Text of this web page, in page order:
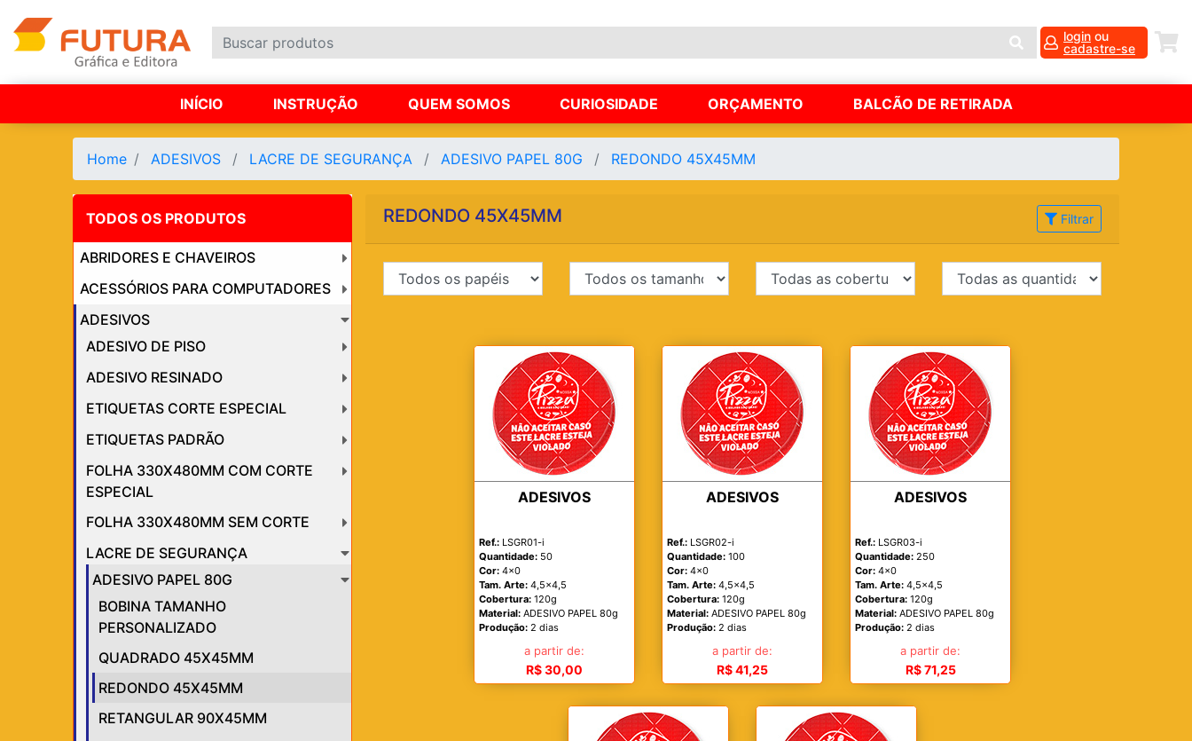
login ou
cadastre-se
INÍCIO INSTRUÇÃO QUEM SOMOS CURIOSIDADE ORÇAMENTO BALCÃO DE RETIRADA
Home ADESIVOS LACRE DE SEGURANÇA ADESIVO PAPEL 80G REDONDO 45X45MM
TODOS OS PRODUTOS
ABRIDORES E CHAVEIROS
ACESSÓRIOS PARA COMPUTADORES
ADESIVOS
ADESIVO DE PISO
ADESIVO RESINADO
ETIQUETAS CORTE ESPECIAL
ETIQUETAS PADRÃO
FOLHA 330X480MM COM CORTE
ESPECIAL
FOLHA 330X480MM SEM CORTE
LACRE DE SEGURANÇA
ADESIVO PAPEL 80G
BOBINA TAMANHO
PERSONALIZADO
QUADRADO 45X45MM
REDONDO 45X45MM
RETANGULAR 90X45MM
REDONDO 45X45MM Filtrar
ADESIVOS
Ref.: LSGR01-i
Quantidade: 50
Cor: 4x0
Tam. Arte: 4,5x4,5
Cobertura: 120g
Material: ADESIVO PAPEL 80g
Produção: 2 dias
a partir de:
R$ 30,00
ADESIVOS
Ref.: LSGR02-i
Quantidade: 100
Cor: 4x0
Tam. Arte: 4,5x4,5
Cobertura: 120g
Material: ADESIVO PAPEL 80g
Produção: 2 dias
a partir de:
R$ 41,25
ADESIVOS
Ref.: LSGR03-i
Quantidade: 250
Cor: 4x0
Tam. Arte: 4,5x4,5
Cobertura: 120g
Material: ADESIVO PAPEL 80g
Produção: 2 dias
a partir de:
R$ 71,25